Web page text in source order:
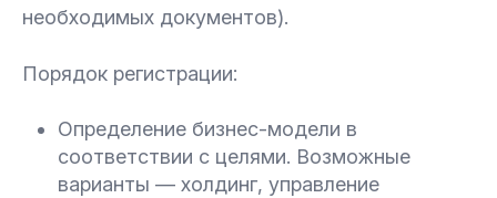
необходимых документов).
Порядок регистрации:
Определение бизнес-модели в
соответствии с целями. Возможные
варианты — холдинг, управление